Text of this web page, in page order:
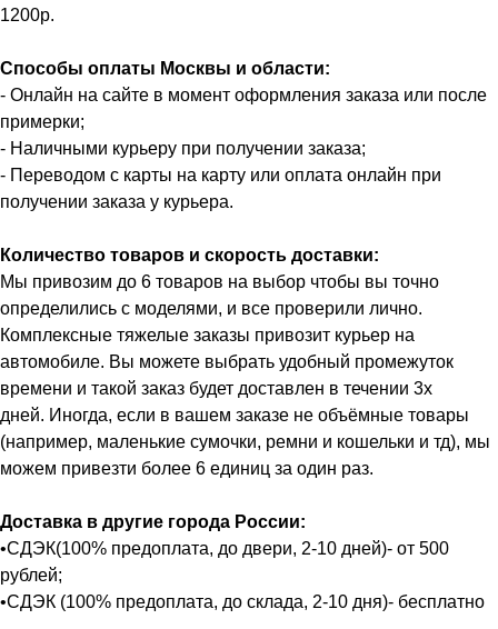
1200р.
Способы оплаты Москвы и области:
- Онлайн на сайте в момент оформления заказа или после
примерки;
- Наличными курьеру при получении заказа;
- Переводом с карты на карту или оплата онлайн при
получении заказа у курьера.
Количество товаров и скорость доставки:
Мы привозим до 6 товаров на выбор чтобы вы точно
определились с моделями, и все проверили лично.
Комплексные тяжелые заказы привозит курьер на
автомобиле. Вы можете выбрать удобный промежуток
времени и такой заказ будет доставлен в течении 3х
дней. Иногда, если в вашем заказе не объёмные товары
(например, маленькие сумочки, ремни и кошельки и тд), мы
можем привезти более 6 единиц за один раз.
Доставка в другие города России:
•СДЭК(100% предоплата, до двери, 2-10 дней)- от 500
рублей;
•СДЭК (100% предоплата, до склада, 2-10 дня)- бесплатно